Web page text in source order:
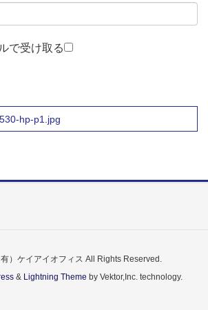
で受け取る
hp-p1.jpg
）ケイアイオフィス All Rights Reserved.
& Lightning Theme by Vektor,Inc. technology.